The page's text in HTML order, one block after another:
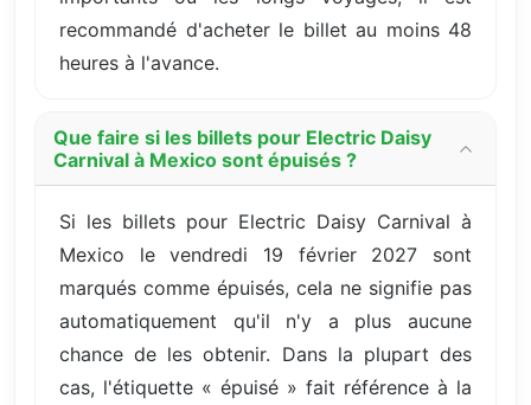
recommandé d'acheter le billet au moins 48
heures à l'avance.
Que faire si les billets pour Electric Daisy
Carnival à Mexico sont épuisés ?
Si les billets pour Electric Daisy Carnival à
Mexico le vendredi 19 février 2027 sont
marqués comme épuisés, cela ne signifie pas
automatiquement qu'il n'y a plus aucune
chance de les obtenir. Dans la plupart des
cas, l'étiquette « épuisé » fait référence à la